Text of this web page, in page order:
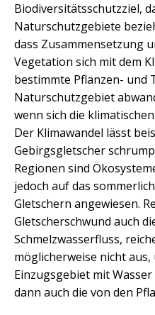
Biodiversitätsschutzziel,
Naturschutzgebiete
dass Zusammensetzung
Vegetation sich mit dem
bestimmte Pflanzen- und
Naturschutzgebiet
wenn sich die
Der Klimawandel lässt
Gebirgsgletscher
Regionen sind
jedoch auf das
Gletschern angewiesen.
Gletscherschwund auch
Schmelzwasserfluss,
möglicherweise nicht aus,
Einzugsgebiet mit
dann auch die von den